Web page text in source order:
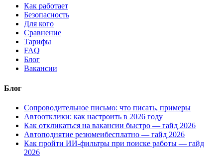
Как работает
Безопасность
Для кого
Сравнение
Тарифы
FAQ
Блог
Вакансии
Блог
Сопроводительное письмо: что писать, примеры
Автоотклики: как настроить в 2026 году
Как откликаться на вакансии быстро — гайд 2026
Автоподнятие резюмеибесплатно — гайд 2026
Как пройти ИИ-фильтры при поиске работы — гайд
2026